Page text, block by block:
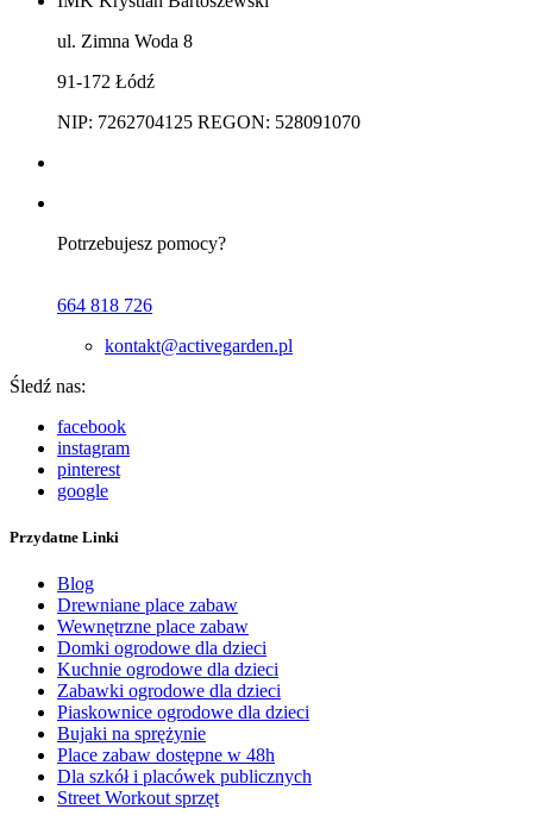
ul. Zimna Woda 8
91-172 Łódź
NIP: 7262704125 REGON: 528091070
Potrzebujesz pomocy?
664 818 726
kontakt@activegarden.pl
Śledź nas:
facebook
instagram
pinterest
google
Przydatne Linki
Blog
Drewniane place zabaw
Wewnętrzne place zabaw
Domki ogrodowe dla dzieci
Kuchnie ogrodowe dla dzieci
Zabawki ogrodowe dla dzieci
Piaskownice ogrodowe dla dzieci
Bujaki na sprężynie
Place zabaw dostępne w 48h
Dla szkół i placówek publicznych
Street Workout sprzęt